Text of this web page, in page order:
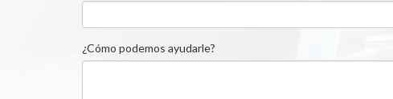
¿Cómo podemos ayudarle?